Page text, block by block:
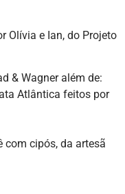
Olívia e Ian, do Projeto
& Wagner além de:
Atlântica feitos por
com cipós, da artesã